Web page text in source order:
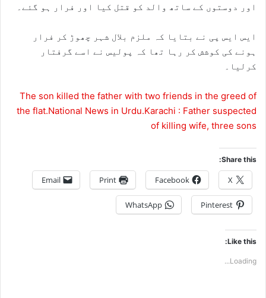
اور دوستوں کے ساتھ والد کو قتل کیا اور فرار ہو گئے۔
ایس ایس پی نے بتایا کہ ملزم بلال شہر چھوڑ کر فرار
ہونے کی کوشش کر رہا تھا کہ پولیس نے اسے گرفتار
کرلیا۔
The son killed the father with two friends in the greed of
the flat.National News in Urdu.Karachi : Father suspected
of killing wife, three sons
Share this:
X
Facebook
Print
Email
Pinterest
WhatsApp
Like this:
Loading...